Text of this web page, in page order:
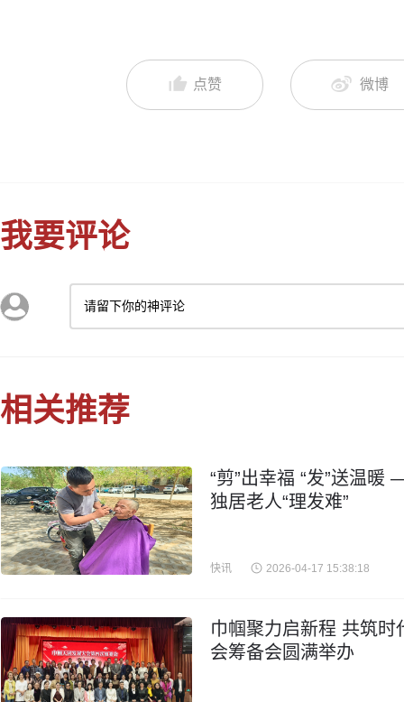
点赞 微博
我要评论
请留下你的神评论
相关推荐
“剪”出幸福 “发”送温
独居老人“理发难”
快讯 2026-04-17 15:38:18
巾帼聚力启新程 共筑
会筹备会圆满举办